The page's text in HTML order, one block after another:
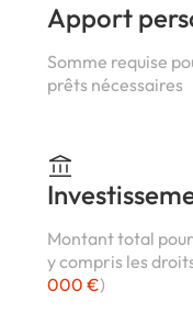
Apport
Somme requise
prêts nécessaires
Montant total
y compris les
000 €)